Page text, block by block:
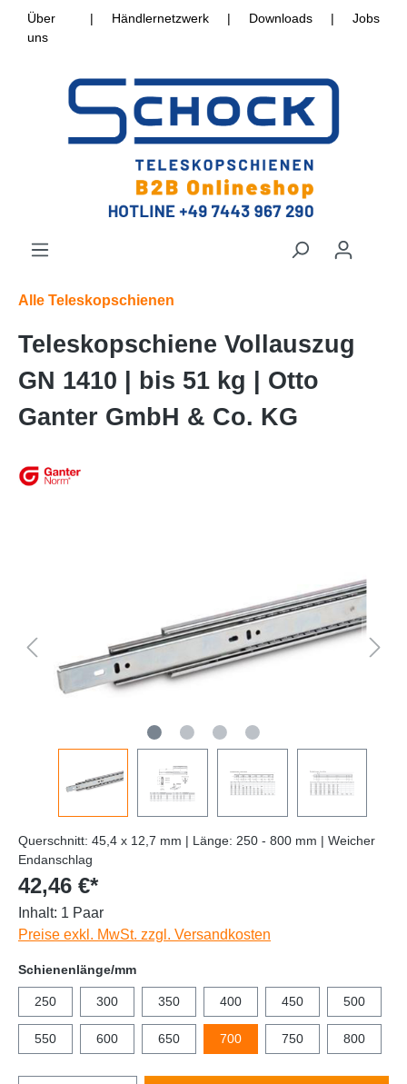
Über
uns
| Händlernetzwerk | Downloads | Jobs
Alle Teleskopschienen
Teleskopschiene Vollauszug
GN 1410 | bis 51 kg | Otto
Ganter GmbH & Co. KG
Querschnitt: 45,4 x 12,7 mm | Länge: 250 - 800 mm | Weicher
Endanschlag
42,46 €*
Inhalt: 1 Paar
Preise exkl. MwSt. zzgl. Versandkosten
Schienenlänge/mm
250 300 350 400 450 500
550 600 650 700 750 800